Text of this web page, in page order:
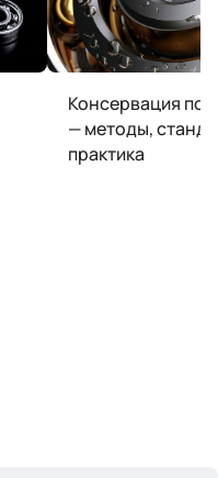
Консервация
— методы,
практика